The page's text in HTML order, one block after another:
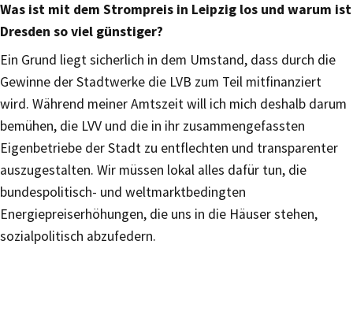
Was ist mit dem Strompreis in Leipzig los und warum ist
Dresden so viel günstiger?
Ein Grund liegt sicherlich in dem Umstand, dass durch die
Gewinne der Stadtwerke die LVB zum Teil mitfinanziert
wird. Während meiner Amtszeit will ich mich deshalb darum
bemühen, die LVV und die in ihr zusammengefassten
Eigenbetriebe der Stadt zu entflechten und transparenter
auszugestalten. Wir müssen lokal alles dafür tun, die
bundespolitisch- und weltmarktbedingten
Energiepreiserhöhungen, die uns in die Häuser stehen,
sozialpolitisch abzufedern.